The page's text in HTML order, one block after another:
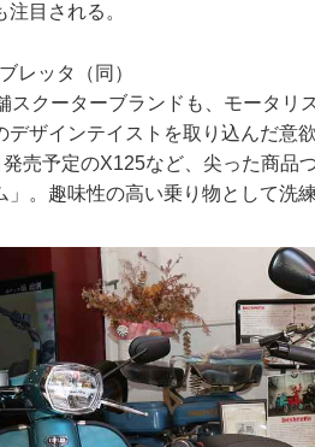
目される。
レッタ（同）
スクーターブランドも、モータリ
ザインテイストを取り込んだ意欲
発売予定のX125など、尖った商品
」。趣味性の高い乗り物として洗